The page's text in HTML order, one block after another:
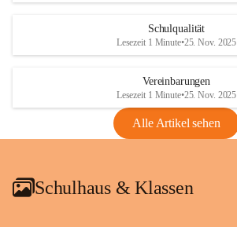
Schulqualität
Lesezeit 1 Minute•25. Nov. 2025
Vereinbarungen
Lesezeit 1 Minute•25. Nov. 2025
Alle Artikel sehen
Schulhaus & Klassen